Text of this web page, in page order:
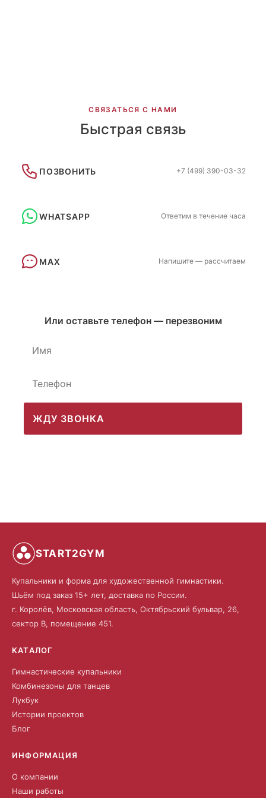
СВЯЗАТЬСЯ С НАМИ
Быстрая связь
ПОЗВОНИТЬ +7 (499) 390-03-32
WHATSAPP Ответим в течение часа
MAX Напишите — рассчитаем
Или оставьте телефон — перезвоним
ЖДУ ЗВОНКА
START2GYM
Купальники и форма для художественной гимнастики.
Шьём под заказ 15+ лет, доставка по России.
г. Королёв, Московская область, Октябрьский бульвар, 26,
сектор В, помещение 451.
КАТАЛОГ
Гимнастические купальники
Комбинезоны для танцев
Лукбук
Истории проектов
Блог
ИНФОРМАЦИЯ
О компании
Наши работы